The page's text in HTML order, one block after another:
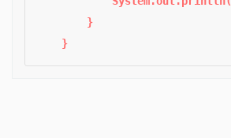
        }